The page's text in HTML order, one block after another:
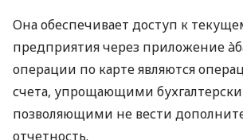
Она обеспечивает доступ к
предприятия через приложение
операции по карте являются
счета, упрощающими
позволяющими не вести
отчетность.